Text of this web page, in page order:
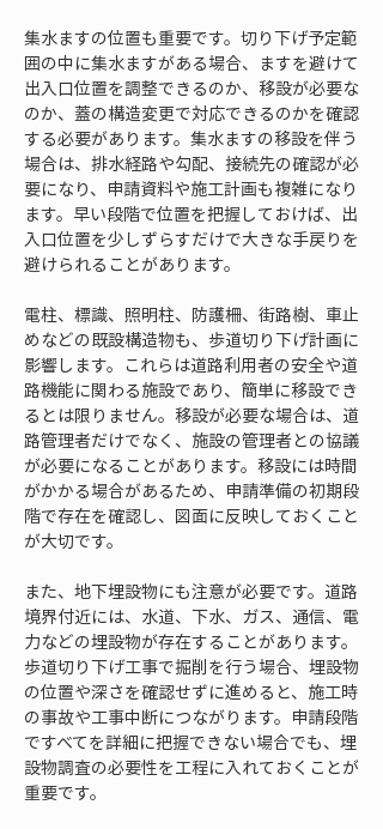
集水ますの位置も重要です。切り下げ予定範
囲の中に集水ますがある場合、ますを避けて
出入口位置を調整できるのか、移設が必要な
のか、蓋の構造変更で対応できるのかを確認
する必要があります。集水ますの移設を伴う
場合は、排水経路や勾配、接続先の確認が必
要になり、申請資料や施工計画も複雑になり
ます。早い段階で位置を把握しておけば、出
入口位置を少しずらすだけで大きな手戻りを
避けられることがあります。
電柱、標識、照明柱、防護柵、街路樹、車止
めなどの既設構造物も、歩道切り下げ計画に
影響します。これらは道路利用者の安全や道
路機能に関わる施設であり、簡単に移設でき
るとは限りません。移設が必要な場合は、道
路管理者だけでなく、施設の管理者との協議
が必要になることがあります。移設には時間
がかかる場合があるため、申請準備の初期段
階で存在を確認し、図面に反映しておくこと
が大切です。
また、地下埋設物にも注意が必要です。道路
境界付近には、水道、下水、ガス、通信、電
力などの埋設物が存在することがあります。
歩道切り下げ工事で掘削を行う場合、埋設物
の位置や深さを確認せずに進めると、施工時
の事故や工事中断につながります。申請段階
ですべてを詳細に把握できない場合でも、埋
設物調査の必要性を工程に入れておくことが
重要です。